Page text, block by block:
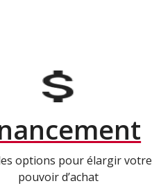
options pour élargir votre
pouvoir d’achat